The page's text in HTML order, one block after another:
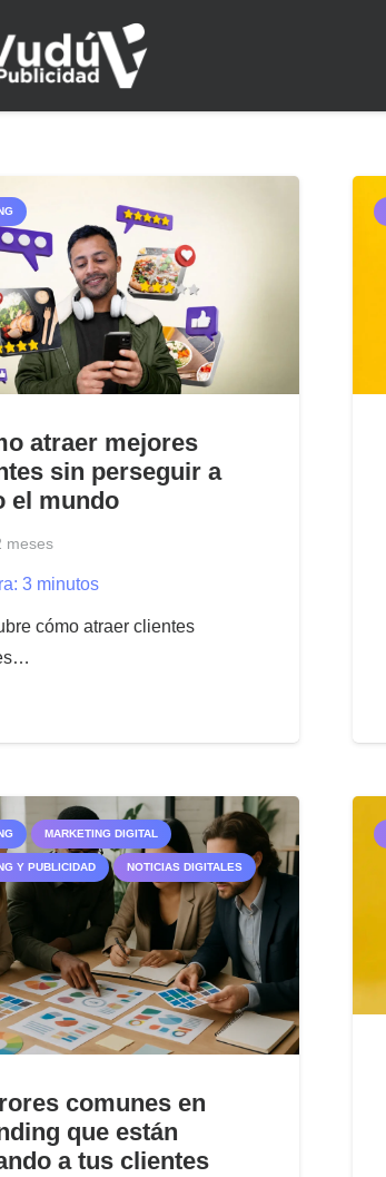
atraer mejores
sin perseguir a
el mundo
meses
3 minutos
cómo atraer clientes
MARKETING DIGITAL
Y PUBLICIDAD NOTICIAS DIGITALES
comunes en
que están
a tus clientes